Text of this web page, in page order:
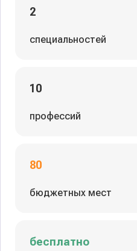
2
специальностей
10
профессий
80
бюджетных мест
бесплатно